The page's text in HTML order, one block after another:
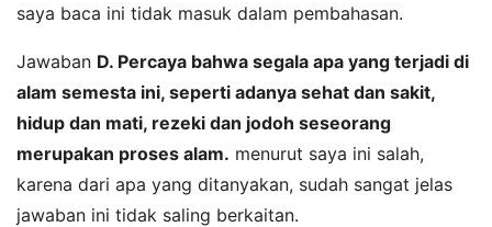
saya baca ini tidak masuk dalam pembahasan.
Jawaban D. Percaya bahwa segala apa yang terjadi di
alam semesta ini, seperti adanya sehat dan sakit,
hidup dan mati, rezeki dan jodoh seseorang
merupakan proses alam. menurut saya ini salah,
karena dari apa yang ditanyakan, sudah sangat jelas
jawaban ini tidak saling berkaitan.